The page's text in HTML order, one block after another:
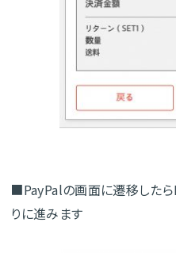
■PayPalの画面に遷移したら
りに進みます